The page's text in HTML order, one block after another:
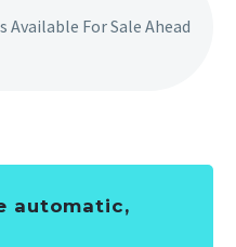
Available For Sale Ahead
automatic,